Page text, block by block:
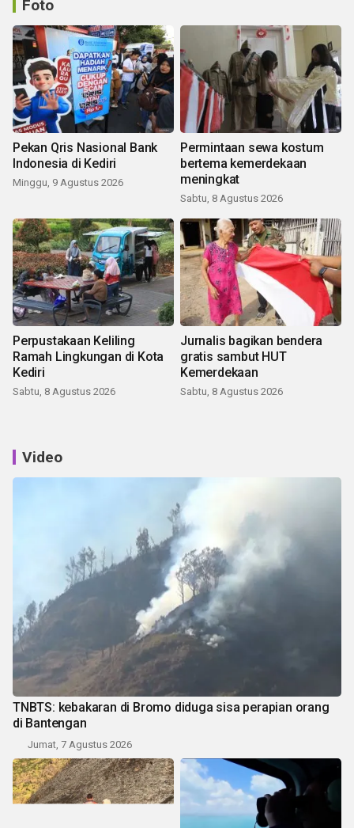
Foto
Pekan Qris Nasional Bank
Indonesia di Kediri
Minggu, 9 Agustus 2026
Permintaan sewa kostum
bertema kemerdekaan
meningkat
Sabtu, 8 Agustus 2026
Perpustakaan Keliling
Ramah Lingkungan di Kota
Kediri
Sabtu, 8 Agustus 2026
Jurnalis bagikan bendera
gratis sambut HUT
Kemerdekaan
Sabtu, 8 Agustus 2026
Video
TNBTS: kebakaran di Bromo diduga sisa perapian orang
di Bantengan
Jumat, 7 Agustus 2026